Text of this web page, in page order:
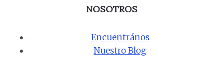
NOSOTROS
Encuentrános
Nuestro Blog